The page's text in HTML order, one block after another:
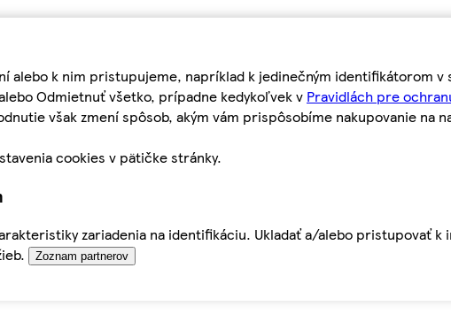
alebo k nim pristupujeme, napríklad k jedinečným identifikátorom
Odmietnuť všetko, prípadne kedykoľvek v Pravidlách pre
však zmení spôsob, akým vám prispôsobíme nakupovanie na
cookies v pätičke stránky.
zariadenia na identifikáciu. Ukladať a/alebo pristupovať k
Zoznam partnerov